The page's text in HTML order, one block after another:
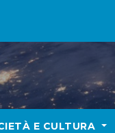
E CULTURA